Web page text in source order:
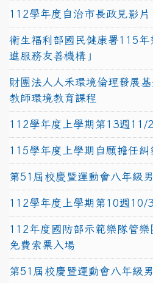
112學年度自治市長政見影片
衛生福利部國民健康署115年
進服務友善機構」
財團法人人禾環境倫理發展
教師環境教育課程
112學年度上學期第13週11/
115學年度上學期自願擔任糾
第51屆校慶暨運動會八年級
112學年度上學期第10週10/
112年度國防部示範樂隊管
免費索票入場
第51屆校慶暨運動會八年級